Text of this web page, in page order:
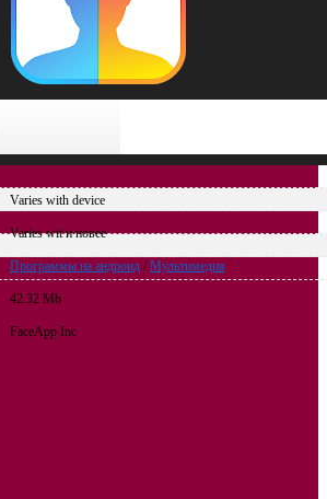
Varies with device
Varies wit и новее
Программы на андроид /Мультимедия
42.32 Mb
FaceApp Inc